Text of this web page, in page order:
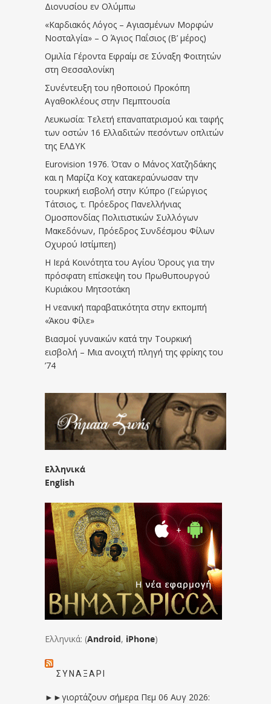
Διονυσίου εν Ολύμπω
«Καρδιακός Λόγος – Αγιασμένων Μορφών
Νοσταλγία» – Ο Άγιος Παΐσιος (Β’ μέρος)
Ομιλία Γέροντα Εφραίμ σε Σύναξη Φοιτητών
στη Θεσσαλονίκη
Συνέντευξη του ηθοποιού Προκόπη
Αγαθοκλέους στην Πεμπτουσία
Λευκωσία: Τελετή επαναπατρισμού και ταφής
των οστών 16 Ελλαδιτών πεσόντων οπλιτών
της ΕΛΔΥΚ
Eurovision 1976. Όταν ο Μάνος Χατζηδάκης
και η Μαρίζα Κοχ κατακεραύνωσαν την
τουρκική εισβολή στην Κύπρο (Γεώργιος
Τάτσιος, τ. Πρόεδρος Πανελλήνιας
Ομοσπονδίας Πολιτιστικών Συλλόγων
Μακεδόνων, Πρόεδρος Συνδέσμου Φίλων
Οχυρού Ιστίμπεη)
Η Ιερά Κοινότητα του Αγίου Όρους για την
πρόσφατη επίσκεψη του Πρωθυπουργού
Κυριάκου Μητσοτάκη
Η νεανική παραβατικότητα στην εκπομπή
«Άκου Φίλε»
Βιασμοί γυναικών κατά την Τουρκική
εισβολή – Μια ανοιχτή πληγή της φρίκης του
’74
Ελληνικά
English
Ελληνικά: (Android, iPhone)
ΣΥΝΑΞΆΡΙ
►►γιορτάζουν σήμερα Πεμ 06 Αυγ 2026: